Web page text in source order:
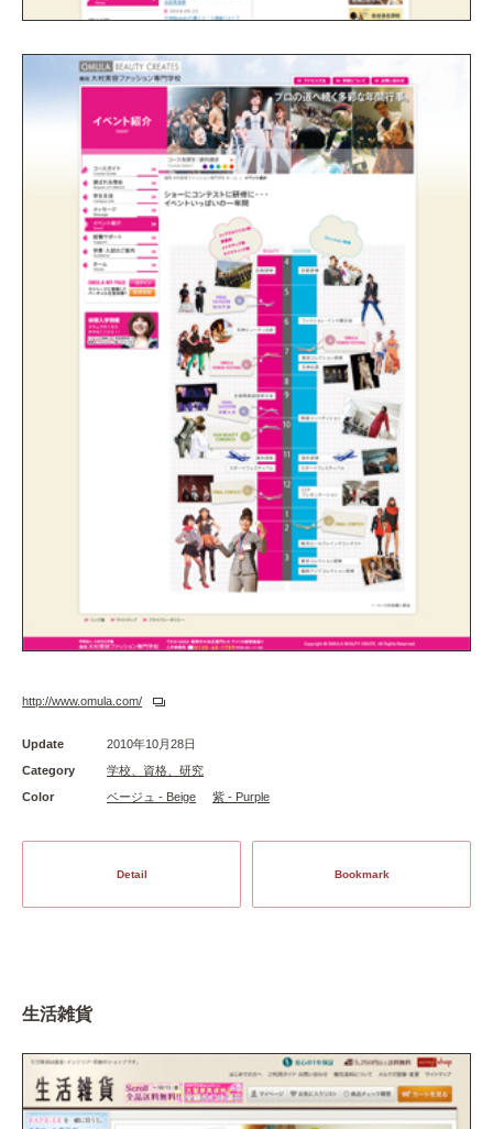
http://www.omula.com/
Update
2010年10月28日
Category
学校、資格、研究
Color
ベージュ - Beige 紫 - Purple
Detail Bookmark
生活雑貨